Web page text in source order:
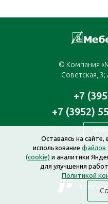
© Компания
Советская, 3;
+7
+7 (3952)
Оставаясь на сайте,
использованиефайлов
(cookie) и аналитики
для улучшения
Политикой